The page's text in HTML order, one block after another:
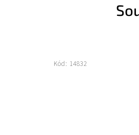
Kód: 14832